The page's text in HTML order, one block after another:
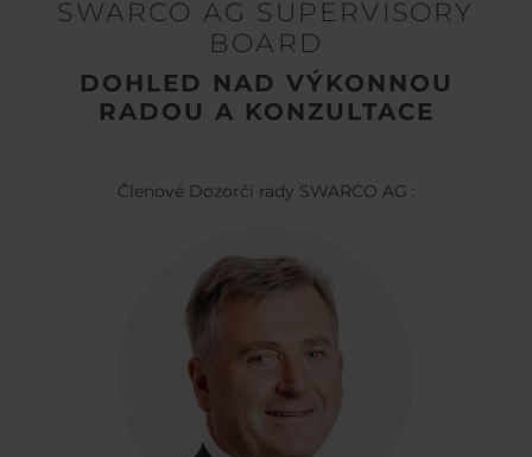
SWARCO AG SUPERVISORY
BOARD
DOHLED NAD VÝKONNOU
RADOU A KONZULTACE
Členové Dozorčí rady SWARCO AG :